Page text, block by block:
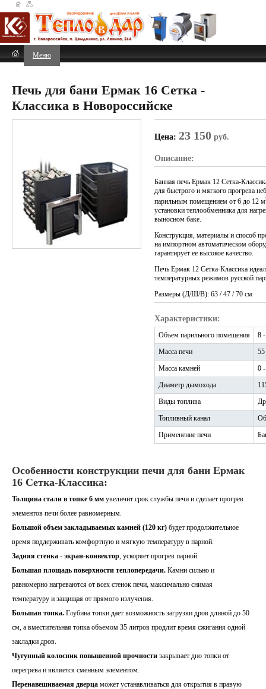
Меню
Печь для бани Ермак 16 Сетка -
Классика в Новороссийске
Цена: 23 150 руб.
Описание:
Банная печь Ермак 12 Сетка-
для быстрого и мягкого прогрева
парильным помещением от 6 до 12 м
установки теплообменника для
выносном баке.
Конструкция, материалы и способ
на импортном автоматическом
гарантирует ее высокое качество.
Печь Ермак 12 Сетка-Классика
температурных режимов русской
Размеры (Д/Ш/В): 63 / 47 / 70 см
Характеристики:
Объем парильного помещения
8
Масса печи
55
Масса камней
0
Диаметр дымохода
Виды топлива
Топливный канал
Применение печи
Особенности конструкции печи для бани Ермак
16 Сетка-Классика:
Толщина стали в топке 6 мм увеличит срок службы печи и сделает прогрев
элементов печи более равномерным.
Большой объем закладываемых камней (120 кг) будет продолжительное
время поддерживать комфортную и мягкую температуру в парной.
Задняя стенка - экран-конвектор , ускоряет прогрев парной.
Большая площадь поверхности теплопередачи. Камни сильно и
равномерно нагреваются от всех стенок печи, максимально снимая
температуру и защищая от прямого излучения.
Большая топка. Глубина топки дает возможность загрузки дров длиной до 50
см, а вместительная топка объемом 35 литров продлит время сжигания одной
закладки дров.
Чугунный колосник повышенной прочности закрывает дно топки от
перегрева и является сменным элементом.
Перенавешиваемая дверца может устанавливаться для открытия в правую